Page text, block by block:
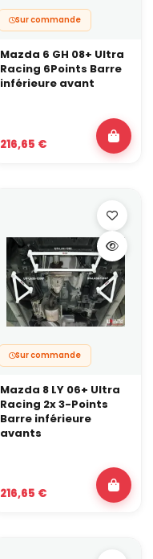
Sur commande
Mazda 6 GH 08+ Ultra
Racing 6Points Barre
inférieure avant
216,65 €
Sur commande
Mazda 8 LY 06+ Ultra
Racing 2x 3-Points
Barre inférieure
avants
216,65 €